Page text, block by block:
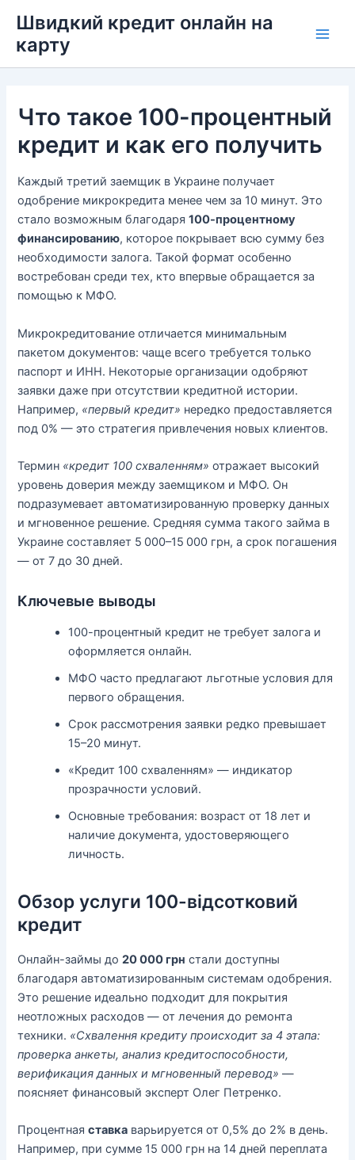
вмісту
Швидкий кредит онлайн на
карту
Что такое 100-процентный
кредит и как его получить
Каждый третий заемщик в Украине получает
одобрение микрокредита менее чем за 10 минут. Это
стало возможным благодаря100-процентному
финансированию, которое покрывает всю сумму без
необходимости залога. Такой формат особенно
востребован среди тех, кто впервые обращается за
помощью к МФО.
Микрокредитование отличается минимальным
пакетом документов: чаще всего требуется только
паспорт и ИНН. Некоторые организации одобряют
заявки даже при отсутствии кредитной истории.
Например, «первый кредит» нередко предоставляется
под 0% — это стратегия привлечения новых клиентов.
Термин «кредит 100 схваленням» отражает высокий
уровень доверия между заемщиком и МФО. Он
подразумевает автоматизированную проверку данных
и мгновенное решение. Средняя сумма такого займа в
Украине составляет 5 000–15 000 грн, а срок погашения
— от 7 до 30 дней.
Ключевые выводы
100-процентный кредит не требует залога и
оформляется онлайн.
МФО часто предлагают льготные условия для
первого обращения.
Срок рассмотрения заявки редко превышает
15–20 минут.
«Кредит 100 схваленням» — индикатор
прозрачности условий.
Основные требования: возраст от 18 лет и
наличие документа, удостоверяющего
личность.
Обзор услуги 100-відсотковий
кредит
Онлайн-займы до20 000 грн стали доступны
благодаря автоматизированным системам одобрения.
Это решение идеально подходит для покрытия
неотложных расходов — от лечения до ремонта
техники. «Схвалення кредиту происходит за 4 этапа:
проверка анкеты, анализ кредитоспособности,
верификация данных и мгновенный перевод» —
поясняет финансовый эксперт Олег Петренко.
Процентнаяставка варьируется от 0,5% до 2% в день.
Например, при сумме 15 000 грн на 14 дней переплата